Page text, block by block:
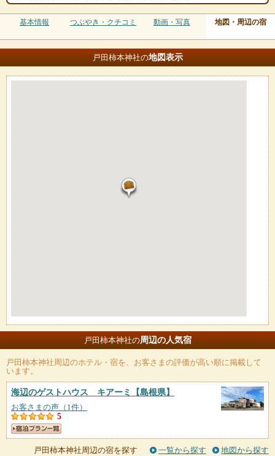
基本情報 つぶやき・クチコミ 動画・写真 地図・周辺の宿
戸田柿本神社の地図表示
戸田柿本神社の周辺の人気宿
戸田柿本神社周辺のホテル・宿を、お客さまの評価が高い順に掲載して
います。
海辺のゲストハウス キアーミ 【島根県】
お客さまの声（1件）
5
戸田柿本神社周辺の宿を探す 一覧から探す 地図から探す